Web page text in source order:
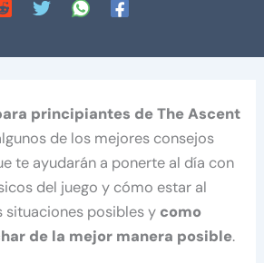
principiantes de The Ascent
de los mejores consejos
te ayudarán a ponerte al día con
del juego y cómo estar al
situaciones posibles y como
de la mejor manera posible.